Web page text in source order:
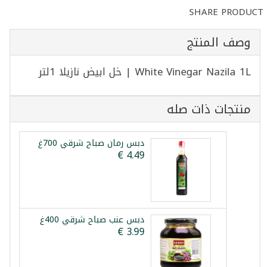
SHARE PRODUCT
وصف المنتج
White Vinegar Nazila 1L | خل ابيض نازيلا 1لتر
منتجات ذات صله
دبس رمان صباح شرقي 700غ
دبس عنب صباح شرقي 400غ